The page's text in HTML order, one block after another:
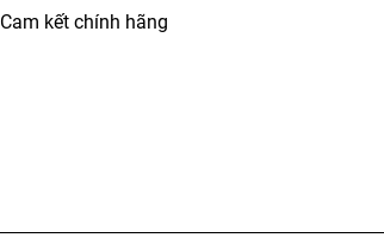
Cam kết chính hãng